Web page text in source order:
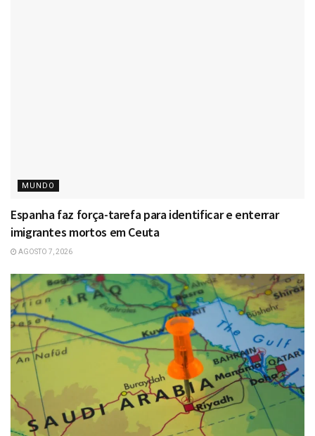
MUNDO
Espanha faz força-tarefa para identificar e enterrar
imigrantes mortos em Ceuta
AGOSTO 7, 2026